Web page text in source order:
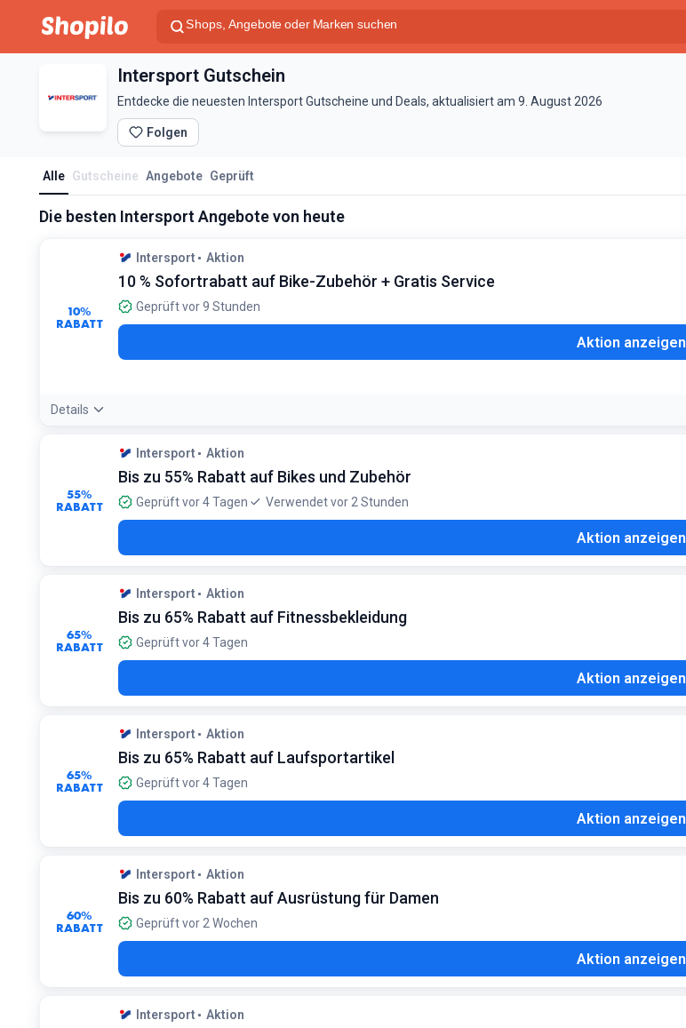
Intersport Gutschein
Entdecke die neuesten Intersport Gutscheine und Deals, aktualisiert am 9. August 2026
Folgen
Alle Gutscheine Angebote Geprüft
Die besten Intersport Angebote von heute
10%
RABATT
Intersport Aktion
10 % Sofortrabatt auf Bike-Zubehör + Gratis Service
Geprüft vor 9 Stunden
Aktion anzeigen
Details
Angebotsdetails:
Erfragen Sie den 'Garantie- und Leistungspass' direkt im Shop oder beim Online-Fahrradkauf
Bedingungen:
Ausgenommen sind komplette Fahrräder und E-Bikes
55%
RABATT
Intersport Aktion
Bis zu 55% Rabatt auf Bikes und Zubehör
Geprüft vor 4 Tagen Verwendet vor 2 Stunden
Aktion anzeigen
65%
RABATT
Intersport Aktion
Bis zu 65% Rabatt auf Fitnessbekleidung
Geprüft vor 4 Tagen
Aktion anzeigen
65%
RABATT
Intersport Aktion
Bis zu 65% Rabatt auf Laufsportartikel
Geprüft vor 4 Tagen
Aktion anzeigen
60%
RABATT
Intersport Aktion
Bis zu 60% Rabatt auf Ausrüstung für Damen
Geprüft vor 2 Wochen
Aktion anzeigen
Intersport Aktion